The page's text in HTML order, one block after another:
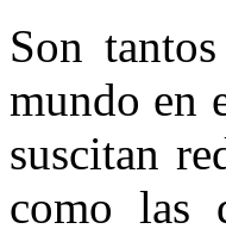
Son
mundo en
suscitan
como las